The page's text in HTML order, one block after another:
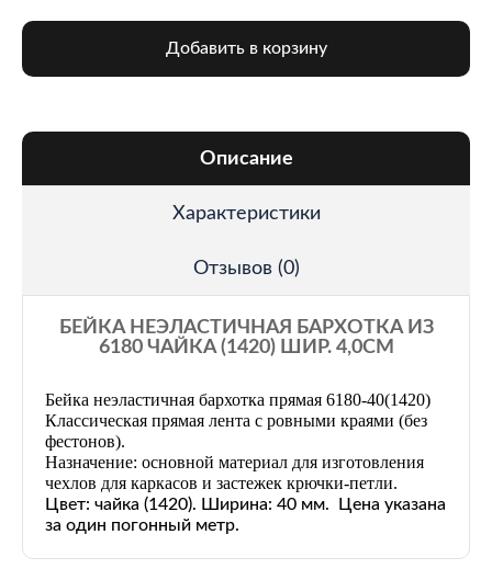
Добавить в корзину
Описание
Характеристики
Отзывов (0)
БЕЙКА НЕЭЛАСТИЧНАЯ БАРХОТКА ИЗ
6180 ЧАЙКА (1420) ШИР. 4,0СМ
Бейка неэластичная бархотка прямая 6180-40(1420)
Классическая прямая лента с ровными краями (без
фестонов).
Назначение: основной материал для изготовления
чехлов для каркасов и застежек крючки-петли.
Цвет: чайка (1420). Ширина: 40 мм. Цена указана
за один погонный метр.